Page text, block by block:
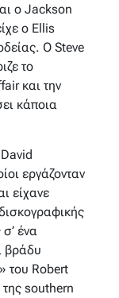
ο Jackson
ο Ellis
Ο Steve
το
και την
κάποια
εργάζονταν
είχανε
ένα
βράδυ
του Robert
southern